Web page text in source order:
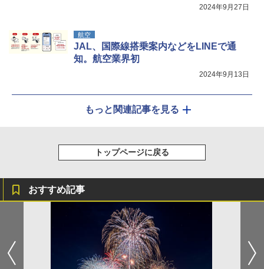
2024年9月27日
航空
JAL、国際線搭乗案内などをLINEで通
知。航空業界初
2024年9月13日
もっと関連記事を見る
トップページに戻る
おすすめ記事